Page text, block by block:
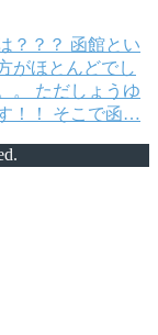
？？？ 函館とい
がほとんどでし
。 ただしょうゆ
！！ そこで函…